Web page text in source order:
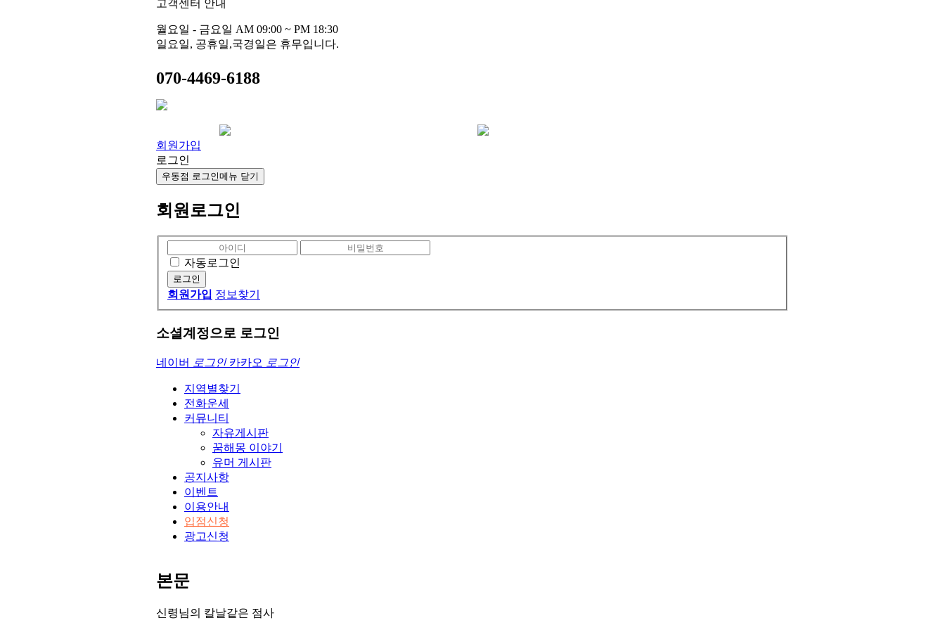
고객센터 안내
월요일 - 금요일 AM 09:00 ~ PM 18:30
일요일, 공휴일,국경일은 휴무입니다.
070-4469-6188
회원가입
로그인
우동점 로그인메뉴 닫기
회원로그인
자동로그인
회원가입 정보찾기
소셜계정으로 로그인
네이버 로그인 카카오 로그인
지역별찾기
전화운세
커뮤니티
자유게시판
꿈해몽 이야기
유머 게시판
공지사항
이벤트
이용안내
입점신청
광고신청
본문
신령님의 칼날같은 점사